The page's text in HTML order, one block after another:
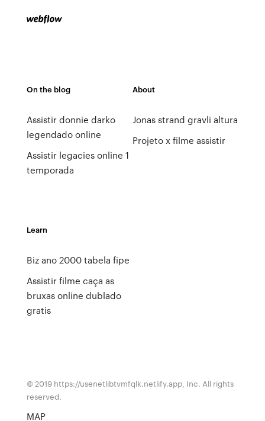
On the blog
Assistir donnie darko
legendado online
Assistir legacies online 1
temporada
About
Jonas strand gravli altura
Projeto x filme assistir
Learn
Biz ano 2000 tabela fipe
Assistir filme caça as
bruxas online dublado
gratis
© 2019 https://usenetlibtvmfqlk.netlify.app, Inc. All rights
reserved.
MAP